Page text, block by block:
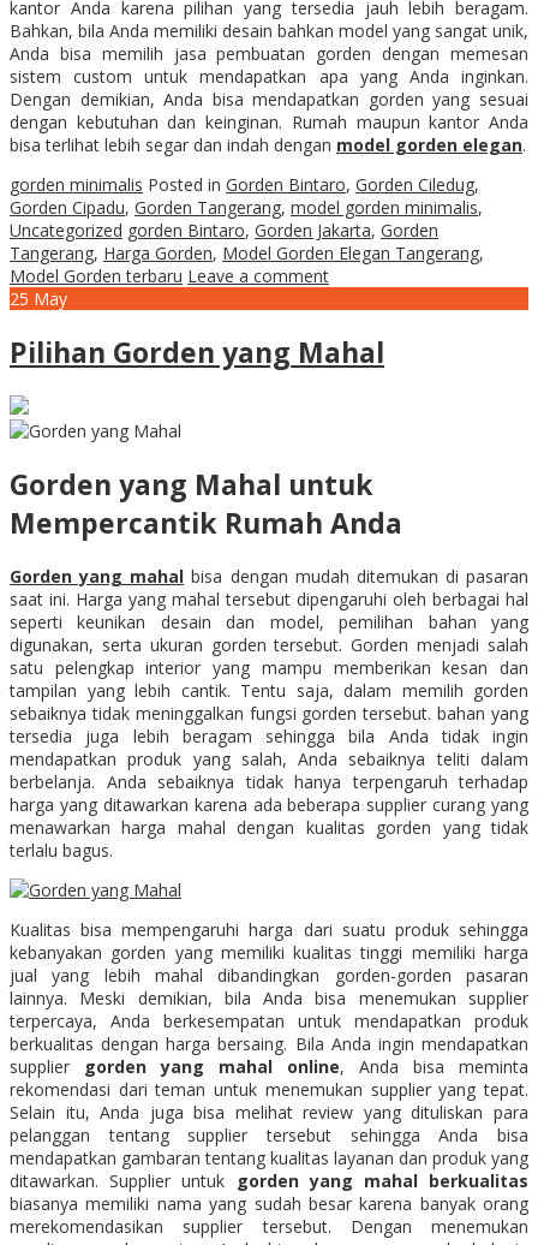
kantor Anda karena pilihan yang tersedia jauh lebih beragam.
Bahkan, bila Anda memiliki desain bahkan model yang sangat unik,
Anda bisa memilih jasa pembuatan gorden dengan memesan
sistem custom untuk mendapatkan apa yang Anda inginkan.
Dengan demikian, Anda bisa mendapatkan gorden yang sesuai
dengan kebutuhan dan keinginan. Rumah maupun kantor Anda
bisa terlihat lebih segar dan indah dengan model gorden elegan.
gorden minimalis Posted in Gorden Bintaro, Gorden Ciledug,
Gorden Cipadu, Gorden Tangerang, model gorden minimalis,
Uncategorized gorden Bintaro, Gorden Jakarta, Gorden
Tangerang, Harga Gorden, Model Gorden Elegan Tangerang,
Model Gorden terbaru Leave a comment
25 May
Pilihan Gorden yang Mahal
Gorden yang Mahal untuk
Mempercantik Rumah Anda
Gorden yang mahal bisa dengan mudah ditemukan di pasaran
saat ini. Harga yang mahal tersebut dipengaruhi oleh berbagai hal
seperti keunikan desain dan model, pemilihan bahan yang
digunakan, serta ukuran gorden tersebut. Gorden menjadi salah
satu pelengkap interior yang mampu memberikan kesan dan
tampilan yang lebih cantik. Tentu saja, dalam memilih gorden
sebaiknya tidak meninggalkan fungsi gorden tersebut. bahan yang
tersedia juga lebih beragam sehingga bila Anda tidak ingin
mendapatkan produk yang salah, Anda sebaiknya teliti dalam
berbelanja. Anda sebaiknya tidak hanya terpengaruh terhadap
harga yang ditawarkan karena ada beberapa supplier curang yang
menawarkan harga mahal dengan kualitas gorden yang tidak
terlalu bagus.
Kualitas bisa mempengaruhi harga dari suatu produk sehingga
kebanyakan gorden yang memiliki kualitas tinggi memiliki harga
jual yang lebih mahal dibandingkan gorden-gorden pasaran
lainnya. Meski demikian, bila Anda bisa menemukan supplier
terpercaya, Anda berkesempatan untuk mendapatkan produk
berkualitas dengan harga bersaing. Bila Anda ingin mendapatkan
supplier
gorden yang mahal online, Anda bisa meminta
rekomendasi dari teman untuk menemukan supplier yang tepat.
Selain itu, Anda juga bisa melihat review yang dituliskan para
pelanggan tentang supplier tersebut sehingga Anda bisa
mendapatkan gambaran tentang kualitas layanan dan produk yang
ditawarkan. Supplier untuk
gorden yang mahal berkualitas
biasanya memiliki nama yang sudah besar karena banyak orang
merekomendasikan supplier tersebut. Dengan menemukan